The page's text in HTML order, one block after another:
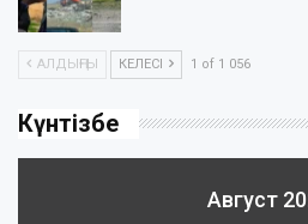
АЛДЫҢҒЫ КЕЛЕСІ 1 of 1 056
Күнтізбе
Август